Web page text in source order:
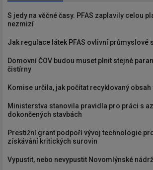
S jedy na věčné časy. PFAS zaplavily celou
nezmizí
Jak regulace látek PFAS ovlivní průmyslové
Domovní ČOV budou muset plnit stejné
čistírny
Komise určila, jak počítat recyklovaný obsah
Ministerstva stanovila pravidla pro práci s
dokončených stavbách
Prestižní grant podpoří vývoj technologie
získávání kritických surovin
Vypustit, nebo nevypustit Novomlýnské